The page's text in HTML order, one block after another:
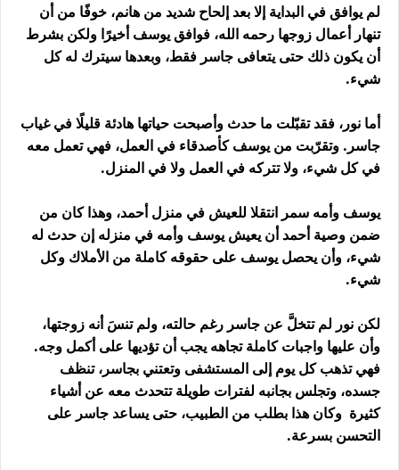
لم يوافق في البداية إلا بعد إلحاح شديد من هانم، خوفًا من أن
تنهار أعمال زوجها رحمه الله، فوافق يوسف أخيرًا ولكن بشرط
أن يكون ذلك حتى يتعافى جاسر فقط، وبعدها سيترك له كل
شيء.
أما نور، فقد تقبّلت ما حدث وأصبحت حياتها هادئة قليلًا في غياب
جاسر. وتقرّبت من يوسف كأصدقاء في العمل، فهي تعمل معه
في كل شيء، ولا تتركه في العمل ولا في المنزل.
يوسف وأمه سمر انتقلا للعيش في منزل أحمد، وهذا كان من
ضمن وصية أحمد أن يعيش يوسف وأمه في منزله إن حدث له
شيء، وأن يحصل يوسف على حقوقه كاملة من الأملاك وكل
شيء.
لكن نور لم تتخلَّ عن جاسر رغم حالته، ولم تنسَ أنه زوجتها،
وأن عليها واجبات كاملة تجاهه يجب أن تؤديها على أكمل وجه.
فهي تذهب كل يوم إلى المستشفى وتعتني بجاسر، تنظف
جسده، وتجلس بجانبه لفترات طويلة تتحدث معه عن أشياء
كثيرة وكان هذا بطلب من الطبيب، حتى يساعد جاسر على
التحسن بسرعة.